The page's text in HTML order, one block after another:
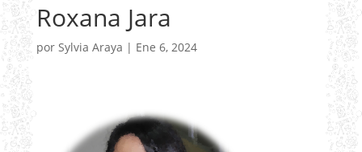
Roxana Jara
por Sylvia Araya | Ene 6, 2024